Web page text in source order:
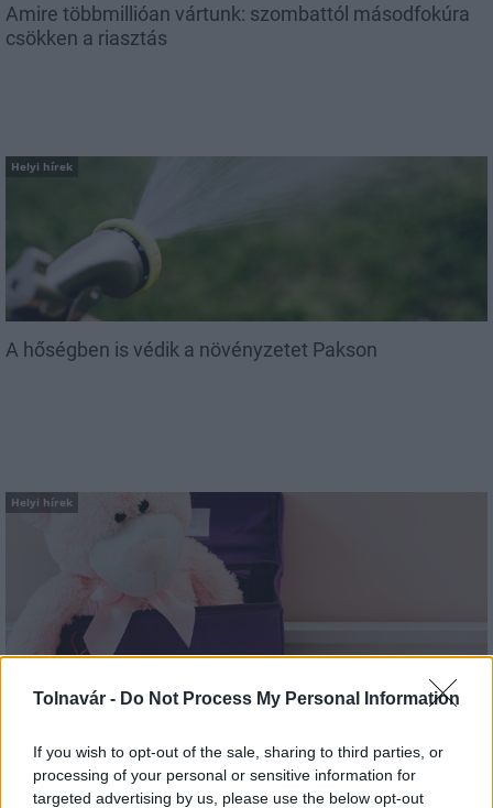
Tolnavár - Do Not Process My Personal Information
If you wish to opt-out of the sale, sharing to third parties, or
processing of your personal or sensitive information for
targeted advertising by us, please use the below opt-out
Amire többmillióan vártunk: szombattól másodfokúra
csökken a riasztás
Helyi hírek
A hőségben is védik a növényzetet Pakson
Helyi hírek
Idén is PajTáska, egy táskányi segítség a paksi
iskolakezdéshez